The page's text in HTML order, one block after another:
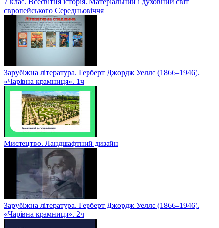
європейського Середньовіччя
Зарубіжна література. Герберт Джордж Уеллс (1866–1946).
«Чарівна крамниця». 1ч
Мистецтво. Ландшафтний дизайн
Зарубіжна література. Герберт Джордж Уеллс (1866–1946).
«Чарівна крамниця». 2ч